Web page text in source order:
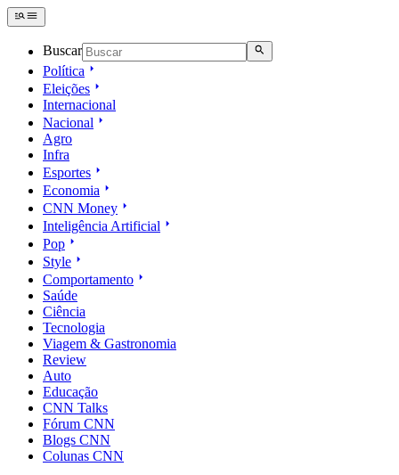
Buscar
Política
Eleições
Internacional
Nacional
Agro
Infra
Esportes
Economia
CNN Money
Inteligência Artificial
Pop
Style
Comportamento
Saúde
Ciência
Tecnologia
Viagem & Gastronomia
Review
Auto
Educação
CNN Talks
Fórum CNN
Blogs CNN
Colunas CNN